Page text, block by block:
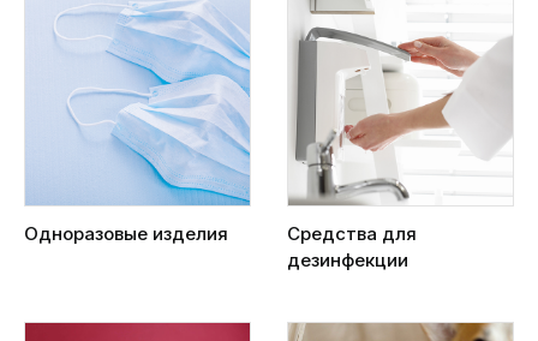
Одноразовые изделия
Средства для
дезинфекции